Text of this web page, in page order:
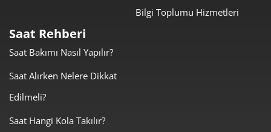
Bilgi Toplumu Hizmetleri
Saat Rehberi
Saat Bakımı Nasıl Yapılır?
Saat Alırken Nelere Dikkat
Edilmeli?
Saat Hangi Kola Takılır?